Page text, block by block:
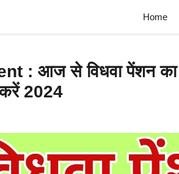
Home
: आज से विधवा पेंशन का
2024